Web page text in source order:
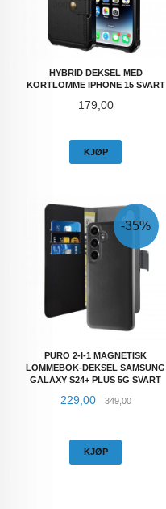
HYBRID DEKSEL MED
KORTLOMME IPHONE 15 SVART
Pris
179,00
KJØP
PURO 2-I-1 MAGNETISK
LOMMEBOK-DEKSEL SAMSUNG
GALAXY S24+ PLUS 5G SVART
Tilbud
229,00 349,00Rabatt
-35%
KJØP